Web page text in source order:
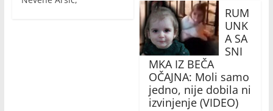
RUM
UNK
A SA
SNI
MKA IZ BEČA
OČAJNA: Moli samo
jedno, nije dobila ni
izvinjenje (VIDEO)